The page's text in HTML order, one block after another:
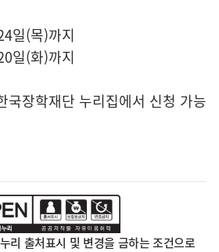
일(목)까지
일(화)까지
국장학재단 누리집에서 신청 가능
리 출처표시 및 변경을 금하는 조건으로